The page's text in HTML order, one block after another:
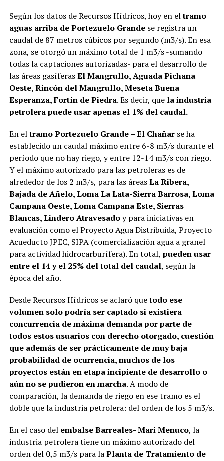
Según los datos de Recursos Hídricos, hoy en eltramo
aguas arriba de Portezuelo Grandese registra un
caudal de 87 metros cúbicos por segundo (m3/s). En esa
zona, se otorgó un máximo total de 1 m3/s -sumando
todas la captaciones autorizadas- para el desarrollo de
las áreas gasíferasEl Mangrullo, Aguada Pichana
Oeste, Rincón del Mangrullo, Meseta Buena
Esperanza, Fortín de Piedra. Es decir, que la industria
petrolera puede usar apenas el 1% del caudal.
En eltramo Portezuelo Grande – El Chañarse ha
establecido un caudal máximo entre 6-8 m3/s durante el
período que no hay riego, y entre 12-14 m3/s con riego.
Y el máximo autorizado para las petroleras es de
alrededor de los 2 m3/s, para las áreasLa Ribera,
Bajada de Añelo, Loma La Lata-Sierra Barrosa, Loma
Campana Oeste, Loma Campana Este, Sierras
Blancas, Lindero Atravesadoy para iniciativas en
evaluación como el Proyecto Agua Distribuida, Proyecto
Acueducto JPEC, SIPA (comercialización agua a granel
para actividad hidrocarburífera). En total, pueden usar
entre el 14 y el 25% del total del caudal, según la
época del año.
Desde Recursos Hídricos se aclaró quetodo ese
volumen solo podría ser captado si existiera
concurrencia de máxima demanda por parte de
todos estos usuarios con derecho otorgado, cuestión
que además de ser prácticamente de muy baja
probabilidad de ocurrencia, muchos de los
proyectos están en etapa incipiente de desarrollo o
aún no se pudieron en marcha. A modo de
comparación, la demanda de riego en ese tramo es el
doble que la industria petrolera: del orden de los 5 m3/s.
En el caso del embalse Barreales- Mari Menuco, la
industria petrolera tiene un máximo autorizado del
orden del 0,5 m3/s para laPlanta de Tratamiento de